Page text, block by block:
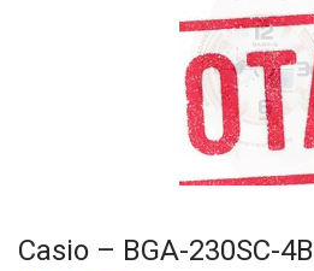
Casio – BGA-230SC-4B